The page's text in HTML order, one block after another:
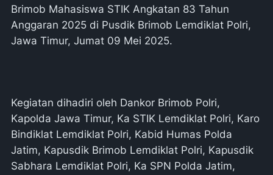
Brimob Mahasiswa STIK Angkatan 83 Tahun
Anggaran 2025 di Pusdik Brimob Lemdiklat Polri,
Jawa Timur, Jumat 09 Mei 2025.
Kegiatan dihadiri oleh Dankor Brimob Polri,
Kapolda Jawa Timur, Ka STIK Lemdiklat Polri, Karo
Bindiklat Lemdiklat Polri, Kabid Humas Polda
Jatim, Kapusdik Brimob Lemdiklat Polri, Kapusdik
Sabhara Lemdiklat Polri, Ka SPN Polda Jatim,